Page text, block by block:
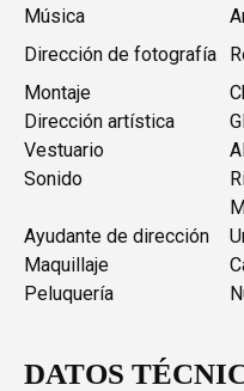
Música
Dirección de fotografía
Montaje
Dirección artística
Vestuario
Sonido
Ayudante de dirección
Maquillaje
Peluquería
DATOS